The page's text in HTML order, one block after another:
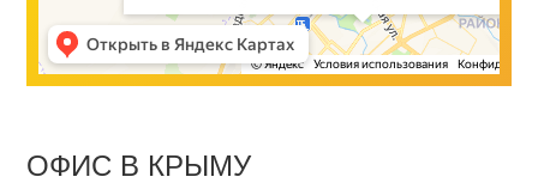
ОФИС В КРЫМУ